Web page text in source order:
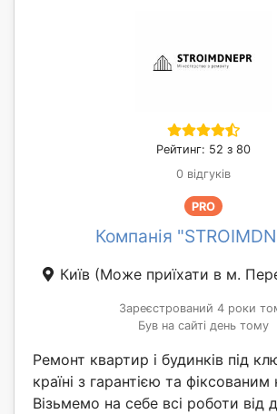
Рейтинг: 52 з 80
0 відгуків
PRO
Компанія
Київ (Може приїхати в м.
Зареєстрований 4 роки
Був на сайті день тому
Ремонт квартир і будинків під
країні з гарантією та
Візьмемо на себе всі роботи від